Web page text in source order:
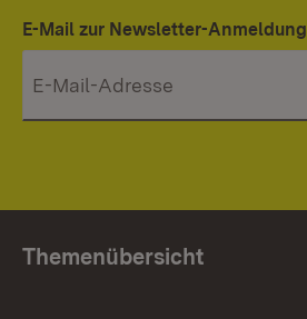
E-Mail zur Newsletter-Anmeldung
Themenübersicht